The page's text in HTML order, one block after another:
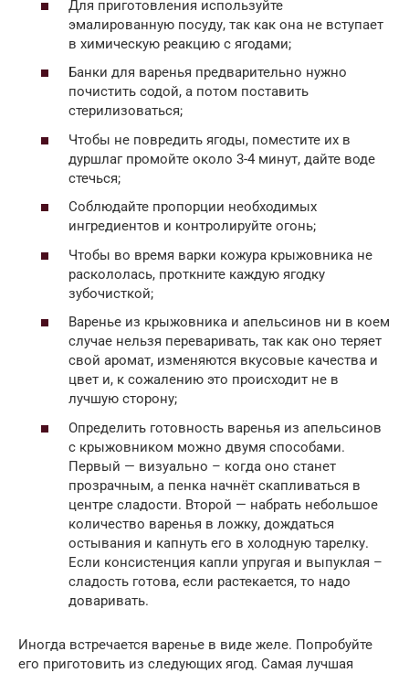
Для приготовления используйте
эмалированную посуду, так как она не вступает
в химическую реакцию с ягодами;
Банки для варенья предварительно нужно
почистить содой, а потом поставить
стерилизоваться;
Чтобы не повредить ягоды, поместите их в
дуршлаг промойте около 3-4 минут, дайте воде
стечься;
Соблюдайте пропорции необходимых
ингредиентов и контролируйте огонь;
Чтобы во время варки кожура крыжовника не
раскололась, проткните каждую ягодку
зубочисткой;
Варенье из крыжовника и апельсинов ни в коем
случае нельзя переваривать, так как оно теряет
свой аромат, изменяются вкусовые качества и
цвет и, к сожалению это происходит не в
лучшую сторону;
Определить готовность варенья из апельсинов
с крыжовником можно двумя способами.
Первый — визуально – когда оно станет
прозрачным, а пенка начнёт скапливаться в
центре сладости. Второй — набрать небольшое
количество варенья в ложку, дождаться
остывания и капнуть его в холодную тарелку.
Если консистенция капли упругая и выпуклая –
сладость готова, если растекается, то надо
доваривать.
Иногда встречается варенье в виде желе. Попробуйте
его приготовить из следующих ягод. Самая лучшая